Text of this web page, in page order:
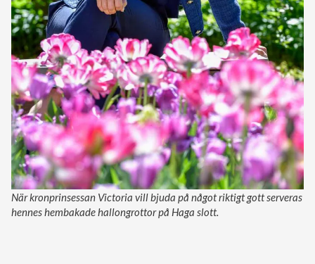
När kronprinsessan Victoria vill bjuda på något riktigt gott serveras
hennes hembakade hallongrottor på Haga slott.